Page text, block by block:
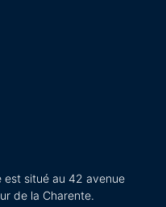
est situé au 42 avenue
de la Charente.